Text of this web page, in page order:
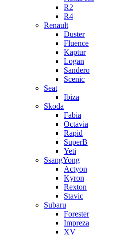
R2
R4
Renault
Duster
Fluence
Kaptur
Logan
Sandero
Scenic
Seat
Ibiza
Skoda
Fabia
Octavia
Rapid
SuperB
Yeti
SsangYong
Actyon
Kyron
Rexton
Stavic
Subaru
Forester
Impreza
XV